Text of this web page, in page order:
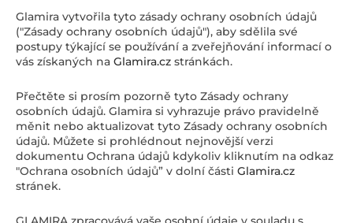
Glamira vytvořila tyto zásady ochrany osobních údajů
("Zásady ochrany osobních údajů"), aby sdělila své
postupy týkající se používání a zveřejňování informací o
vás získaných na Glamira.cz stránkách.
Přečtěte si prosím pozorně tyto Zásady ochrany
osobních údajů. Glamira si vyhrazuje právo pravidelně
měnit nebo aktualizovat tyto Zásady ochrany osobních
údajů. Můžete si prohlédnout nejnovější verzi
dokumentu Ochrana údajů kdykoliv kliknutím na odkaz
"Ochrana osobních údajů” v dolní části Glamira.cz
stránek.